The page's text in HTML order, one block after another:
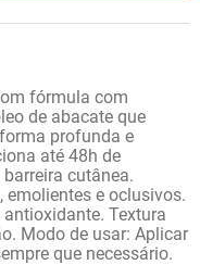
fórmula com
de abacate que
profunda e
até 48h de
cutânea.
emolientes e oclusivos.
Textura
Modo de usar: Aplicar
que necessário.